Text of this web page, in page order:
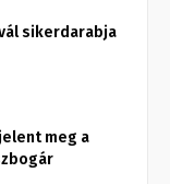
sikerdarabja
meg a